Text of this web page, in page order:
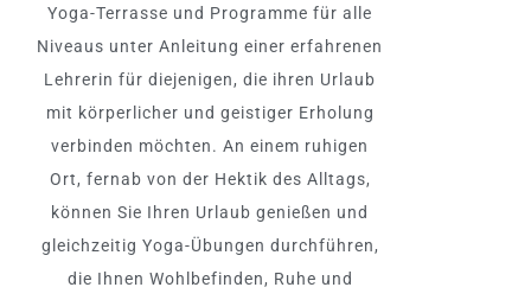
Yoga-Terrasse und Programme für alle
Niveaus unter Anleitung einer erfahrenen
Lehrerin für diejenigen, die ihren Urlaub
mit körperlicher und geistiger Erholung
verbinden möchten. An einem ruhigen
Ort, fernab von der Hektik des Alltags,
können Sie Ihren Urlaub genießen und
gleichzeitig Yoga-Übungen durchführen,
die Ihnen Wohlbefinden, Ruhe und